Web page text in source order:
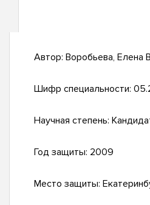
Автор: Воробьева, Елена
Шифр специальности:
Научная степень:
Год защиты: 2009
Место защиты: